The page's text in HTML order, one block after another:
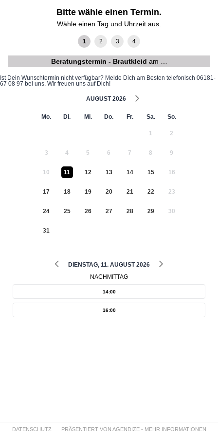
Bitte wähle einen Termin.
Wähle einen Tag und Uhrzeit aus.
Beratungstermin - Brautkleid am …
Ist Dein Wunschtermin nicht verfügbar? Melde Dich am Besten telefonisch 06181-
67 08 97 bei uns. Wir freuen uns auf Dich!
AUGUST 2026
Mo. Di. Mi. Do. Fr. Sa. So.
1 2
3 4 5 6 7 8 9
10 11 12 13 14 15 16
17 18 19 20 21 22 23
24 25 26 27 28 29 30
31
DIENSTAG, 11. AUGUST 2026
NACHMITTAG
DATENSCHUTZ PRÄSENTIERT VON AGENDIZE - MEHR INFORMATIONEN